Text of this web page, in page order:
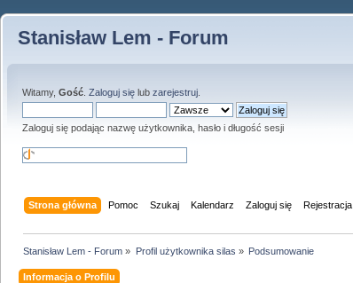
Stanisław Lem - Forum
Witamy, Gość Zaloguj się lub zarejestruj
Zaloguj się podając nazwę użytkownika, hasło i długość sesji
Strona główna Pomoc Szukaj Kalendarz Zaloguj się Rejestracja
Stanisław Lem - Forum » Profil użytkownika silas » Podsumowanie
Informacja o Profilu